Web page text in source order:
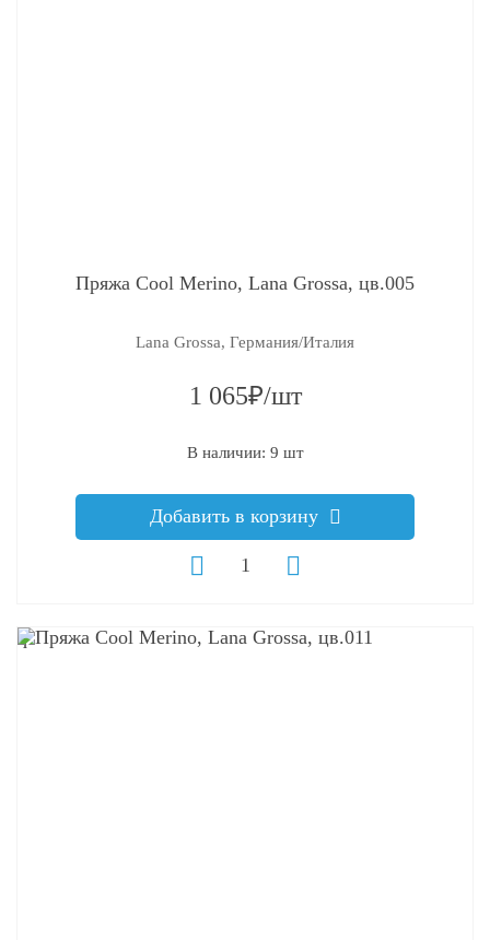
Пряжа Cool Merino, Lana Grossa, цв.005
Lana Grossa, Германия/Италия
1 065₽/шт
В наличии: 9 шт
Добавить в корзину
q